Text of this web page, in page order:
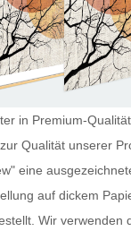
in Premium-
Qualität unserer
eine
auf dickem
Wir verwenden